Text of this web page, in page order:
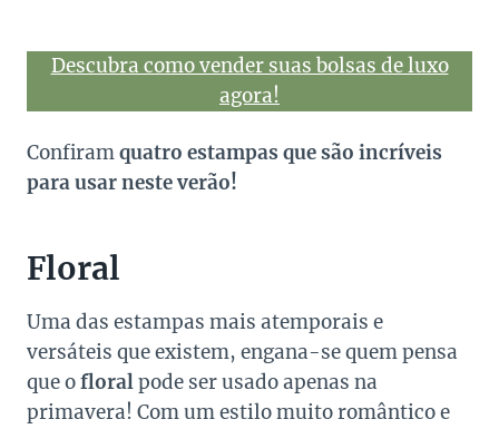
Descubra como vender suas bolsas de luxo
agora!
Confiramquatro estampas que são incríveis
para usar neste verão!
Floral
Uma das estampas mais atemporais e
versáteis que existem, engana-se quem pensa
que ofloralpode ser usado apenas na
primavera! Com um estilo muito romântico e